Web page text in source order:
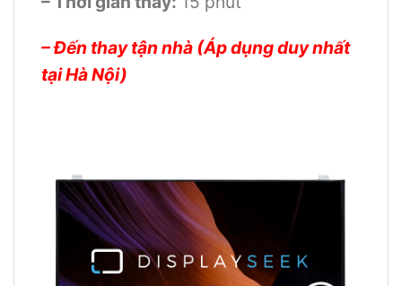
– Đến thay tận nhà (Áp dụng duy nhất
tại Hà Nội)